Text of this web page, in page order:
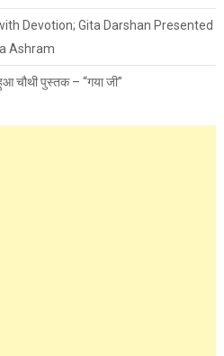
Devotion; Gita Darshan Presented
Ashram
चौथी पुस्तक – “गया जी”